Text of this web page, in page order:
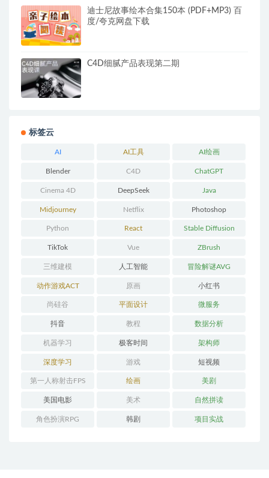
迪士尼故事绘本合集150本 (PDF+MP3) 百
度/夸克网盘下载
C4D细腻产品表现第二期
标签云
AI AI工具 AI绘画
Blender C4D ChatGPT
Cinema 4D DeepSeek Java
Midjourney Netflix Photoshop
Python React Stable Diffusion
TikTok Vue ZBrush
三维建模 人工智能 冒险解谜AVG
动作游戏ACT 原画 小红书
尚硅谷 平面设计 微服务
抖音 教程 数据分析
机器学习 极客时间 架构师
深度学习 游戏 短视频
第一人称射击FPS 绘画 美剧
美国电影 美术 自然拼读
角色扮演RPG 韩剧 项目实战